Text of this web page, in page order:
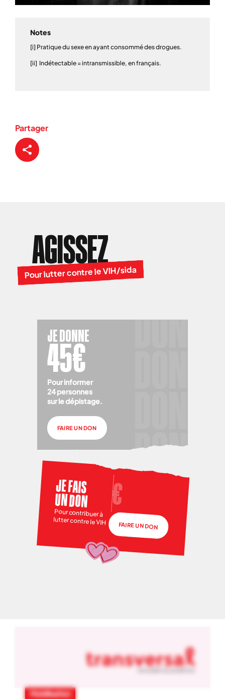
Notes
[i] Pratique du sexe en ayant consommé des drogues.
[ii] Indétectable = intransmissible, en français.
Partager
AGISSEZ
Pour lutter contre le VIH/sida
JE DONNE
45€
Pour informer
24 personnes
sur le dépistage.
FAIRE UN DON
JE FAIS
UN DON
Pour contribuer à
lutter contre le VIH FAIRE UN DON
NOS ACTUS
Mobilisation